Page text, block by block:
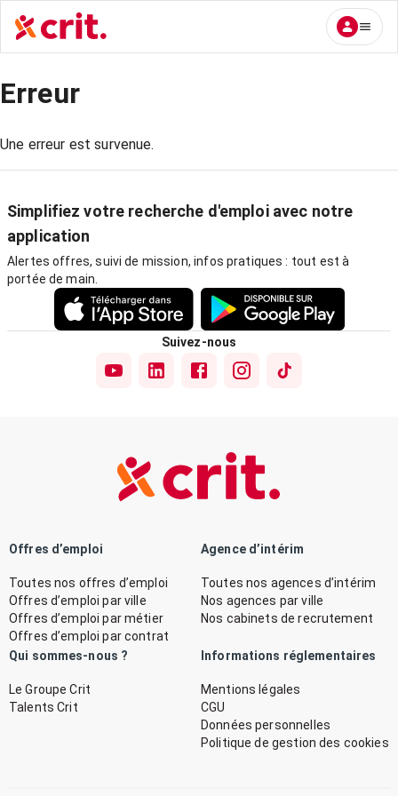
Erreur
Une erreur est survenue.
Simplifiez votre recherche d'emploi avec notre
application
Alertes offres, suivi de mission, infos pratiques : tout est à
portée de main.
Suivez-nous
Offres d’emploi
Toutes nos offres d’emploi
Offres d’emploi par ville
Offres d’emploi par métier
Offres d’emploi par contrat
Agence d’intérim
Toutes nos agences d’intérim
Nos agences par ville
Nos cabinets de recrutement
Qui sommes-nous ?
Le Groupe Crit
Talents Crit
Informations réglementaires
Mentions légales
CGU
Données personnelles
Politique de gestion des cookies